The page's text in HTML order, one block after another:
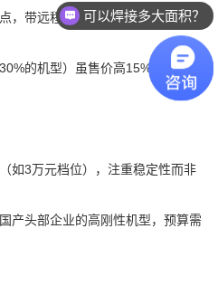
，带远程监控功能的机型溢价20%
的机型）虽售价高15%，但长期
如3万元档位），注重稳定性而非
产头部企业的高刚性机型，预算需
可以焊接多大面积？